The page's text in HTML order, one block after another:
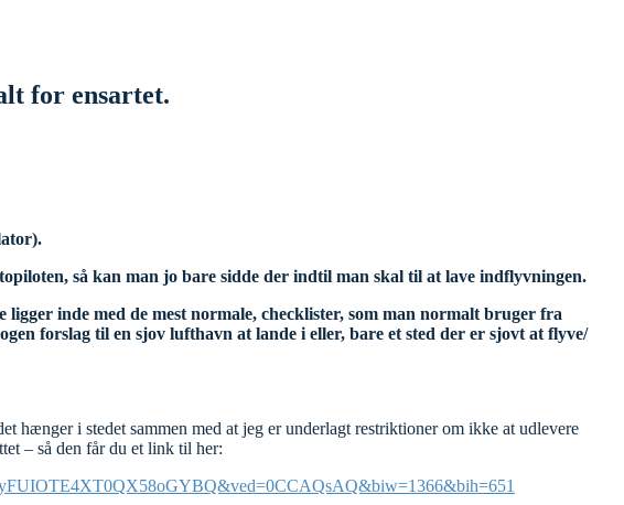
for ensartet.
så kan man jo bare sidde der indtil man skal til at lave indflyvningen.
inde med de mest normale, checklister, som man normalt bruger fra
forslag til en sjov lufthavn at lande i eller, bare et sted der er sjovt at flyve/
i stedet sammen med at jeg er underlagt restriktioner om ikke at udlevere
– så den får du et link til her: